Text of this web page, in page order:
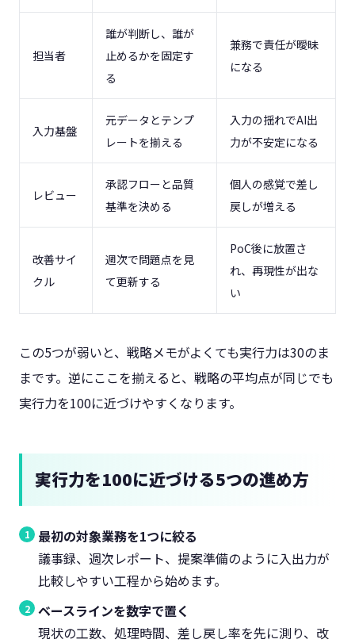
担当者
誰が判断し、誰が
止めるかを固定す
る
兼務で責任が曖昧
になる
入力基盤
元データとテンプ
レートを揃える
入力の揺れでAI出
力が不安定になる
レビュー
承認フローと品質
基準を決める
個人の感覚で差し
戻しが増える
改善サイ
クル
週次で問題点を見
て更新する
PoC後に放置さ
れ、再現性が出な
い
この5つが弱いと、戦略メモがよくても実行力は30のま
まです。逆にここを揃えると、戦略の平均点が同じでも
実行力を100に近づけやすくなります。
実行力を100に近づける5つの進め方
最初の対象業務を1つに絞る
議事録、週次レポート、提案準備のように入出力が
比較しやすい工程から始めます。
ベースラインを数字で置く
現状の工数、処理時間、差し戻し率を先に測り、改